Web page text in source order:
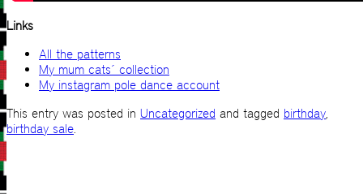
Links
All the patterns
My mum cats´ collection
My instagram pole dance account
This entry was posted in Uncategorized and tagged birthday,
birthday sale.